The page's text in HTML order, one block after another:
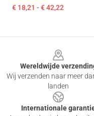
€ 18,21 - € 42,22
Wereldwijde
Wij verzenden naar meer
landen
Internationale